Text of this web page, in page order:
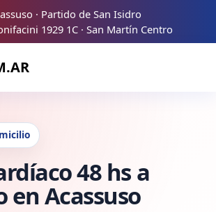
· Partido de San Isidro
1929 1C · San Martín Centro
48 hs a
en Acassuso